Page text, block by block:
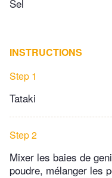
Sel
INSTRUCTIONS
Step 1
Tataki
Step 2
Mixer les baies de
poudre, mélanger les